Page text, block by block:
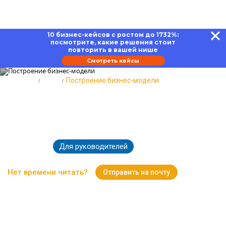
10 бизнес-кейсов с ростом до 1732%:
посмотрите, какие решения стоит
повторить в вашей нише
Смотреть кейсы
Построение бизнес-модели
Для руководителей
Нет времени читать? Отправить на почту